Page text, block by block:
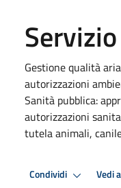
Gestione qualità
autorizzazioni
Sanità pubblica:
autorizzazioni
tutela animali,
Condividi Vedi